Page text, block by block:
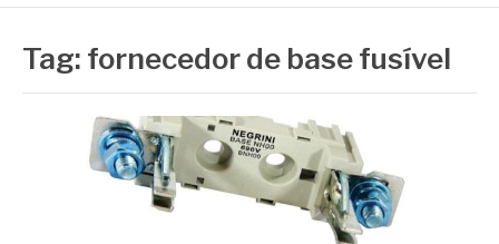
Tag: fornecedor de base fusível